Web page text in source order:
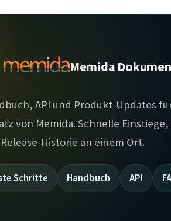
Memida
API und Produkt-Updates
von Memida. Schnelle
Historie an einem Ort.
Schritte Handbuch API